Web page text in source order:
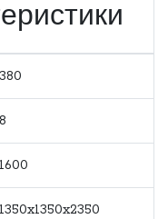
380
8
1600
1350x1350x2350